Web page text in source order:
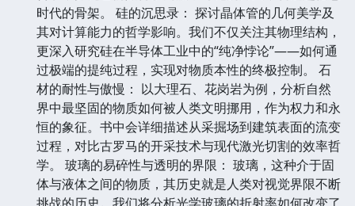
时代的骨架。 硅的沉思录： 探讨晶体管的几何美学及
其对计算能力的哲学影响。我们不仅关注其物理结构，
更深入研究硅在半导体工业中的“纯净悖论”——如何通
过极端的提纯过程，实现对物质本性的终极控制。 石
材的耐性与傲慢： 以大理石、花岗岩为例，分析自然
界中最坚固的物质如何被人类文明挪用，作为权力和永
恒的象征。书中会详细描述从采掘场到建筑表面的流变
过程，对比古罗马的开采技术与现代激光切割的效率哲
学。 玻璃的易碎性与透明的界限： 玻璃，这种介于固
体与液体之间的物质，其历史就是人类对视觉界限不断